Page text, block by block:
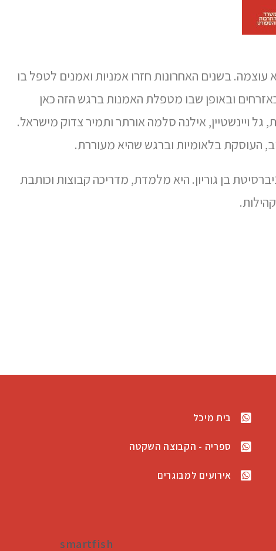
בשנים האחרונות חזרו אמניות ואמנים לטפל בו
ובאופן שבו מטפלת האמנות ברגש הזה כאן
ויינשטיין, אילנה סלמה אורתר ותמיר צדוק מישראל.
העוסקת בלאומיות וברגש שהיא מעוררת.
בן גוריון. היא מלמדת, מדריכה קבוצות וכותבת
בית מיכל
ספריה - הקבוצה השקטה
אירועים למבוגרים
smartfish